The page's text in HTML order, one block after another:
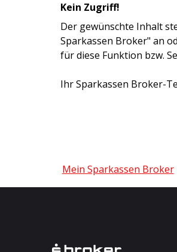
Kein Zugriff!
Der gewünschte Inhalt
Sparkassen Broker" an
für diese Funktion bzw.
Ihr Sparkassen Broker-
Mein Sparkassen Broker